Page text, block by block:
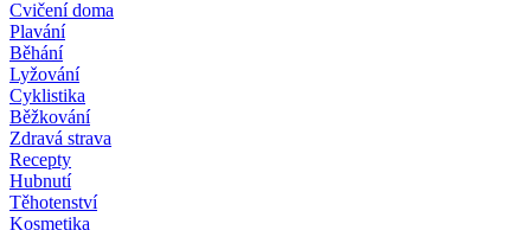
Cvičení doma
Plavání
Běhání
Lyžování
Cyklistika
Běžkování
Zdravá strava
Recepty
Hubnutí
Těhotenství
Kosmetika